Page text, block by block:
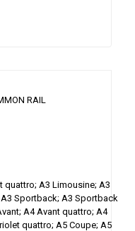
RAIL
quattro; A3 Limousine; A3
Sportback; A3 Sportback
A4 Avant quattro; A4
quattro; A5 Coupe; A5